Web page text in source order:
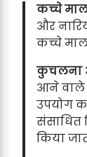
कच्चे
और
कच्चे
कुचलना
आने वाले
उपयोग
संसाधित
किया